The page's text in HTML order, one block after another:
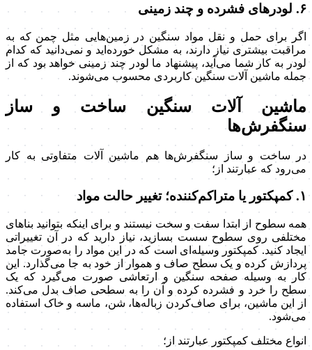
۶. لودرهای فشرده و چند زمینی
اگر برای حمل و نقل مواد سنگین در زمین‌هایی مثل چمن که به
مراقبت بیشتری نیاز دارند، به مشکل خورده‌اید و نمی‌دانید که کدام
لودر به کار شما می‌آید، پیشنهاد ما لودر چند زمینی خواهد بود که از
جمله ماشین آلات سنگین کاربردی محسوب می‌شوند.
ماشین آلات سنگین ساخت و ساز
سنگفرش‌ها
در ساخت و ساز سنگفرش‌ها هم ماشین آلات متفاوتی به کار
می‌رود که عبارتند از؛
۱. کمپکتور یا متراکم‌کننده؛ تغییر حالت مواد
همه سطوح از ابتدا سفت و سخت نیستند و برای اینکه بتوانید بناهای
مختلفی روی سطوح سست بسازید، نیاز دارید که در آن تغییراتی
ایجاد کنید. کمپکتور وسیله‌ای است که در این مواد را به‌صورت جامد
پردازش کرده و یک سطح صاف و هموار از خود به جا می‌گذارد. این
کار به وسیله صفحه سنگین و ارتعاشی صورت می‌گیرد که یک
سطح را خرد و فشرده کرده و آن را به سطحی صاف بدل می‌کند.
از این ماشین، برای صاف‌کردن زباله‌ها، شن، ماسه و خاک استفاده
می‌شود.
انواع مختلف کمپکتور عبارتند از؛